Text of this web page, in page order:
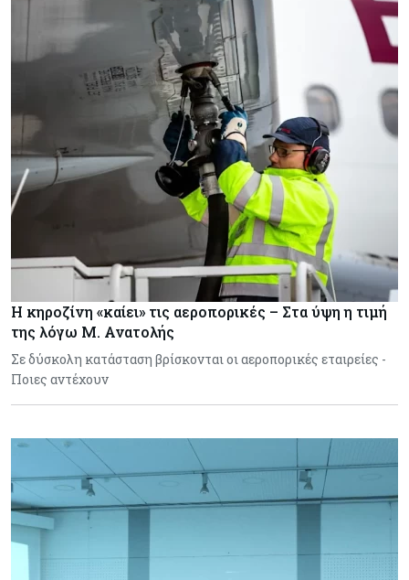
Η κηροζίνη «καίει» τις αεροπορικές – Στα ύψη η τιμή
της λόγω Μ. Ανατολής
Σε δύσκολη κατάσταση βρίσκονται οι αεροπορικές εταιρείες -
Ποιες αντέχουν